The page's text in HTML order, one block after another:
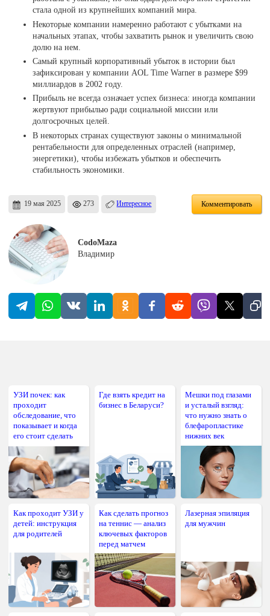
стала одной из крупнейших компаний мира.
Некоторые компании намеренно работают с убытками на
начальных этапах, чтобы захватить рынок и увеличить свою
долю на нем.
Самый крупный корпоративный убыток в истории был
зафиксирован у компании AOL Time Warner в размере $99
миллиардов в 2002 году.
Прибыль не всегда означает успех бизнеса: иногда компании
жертвуют прибылью ради социальной миссии или
долгосрочных целей.
В некоторых странах существуют законы о минимальной
рентабельности для определенных отраслей (например,
энергетики), чтобы избежать убытков и обеспечить
стабильность экономики.
19 мая 2025 273 Интересное Комментировать
CodoMaza
Владимир
УЗИ почек: как
проходит
обследование, что
показывает и когда
его стоит сделать
Где взять кредит на
бизнес в Беларуси?
Мешки под глазами
и усталый взгляд:
что нужно знать о
блефаропластике
нижних век
Как проходит УЗИ у
детей: инструкция
для родителей
Как сделать прогноз
на теннис — анализ
ключевых факторов
перед матчем
Лазерная эпиляция
для мужчин